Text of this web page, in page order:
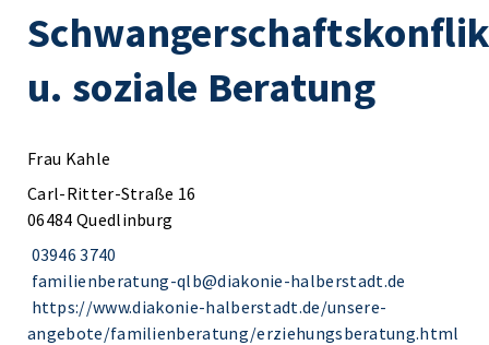
u. soziale Beratung
Frau Kahle
Carl-Ritter-Straße 16
06484 Quedlinburg
03946 3740
familienberatung-qlb@diakonie-halberstadt.de
https://www.diakonie-halberstadt.de/unsere-
angebote/familienberatung/erziehungsberatung.html